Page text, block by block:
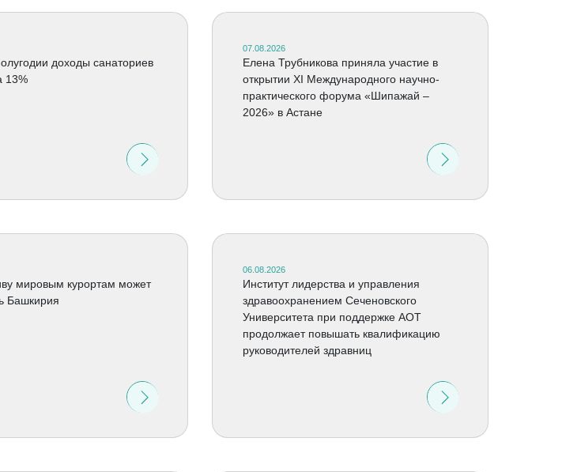
доходы санаториев
13%
07.08.2026
Елена Трубникова приняла участие в
открытии XI Международного научно-
практического форума «Шипажай –
2026» в Астане
мировым курортам может
Башкирия
06.08.2026
Институт лидерства и управления
здравоохранением Сеченовского
Университета при поддержке АОТ
продолжает повышать квалификацию
руководителей здравниц